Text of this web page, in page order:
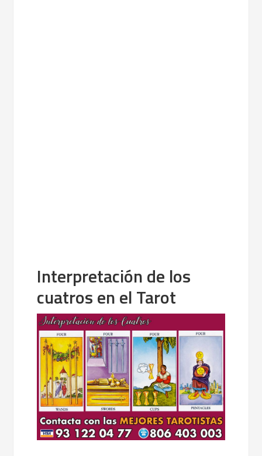
Interpretación de los
cuatros en el Tarot